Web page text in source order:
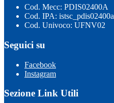
Cod. Mecc: PDIS02400A
Cod. IPA: istsc_pdis02400a
Cod. Univoco: UFNV02
Seguici su
Facebook
Instagram
Sezione Link Utili